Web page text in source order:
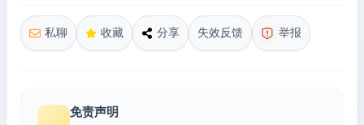
私聊 收藏 分享 失效反馈 举报
免责声明